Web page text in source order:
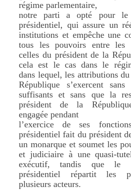
régime parlementaire,
notre parti a opté pour le
présidentiel, qui assure un
institutions et empêche une
tous les pouvoirs entre les
celles du président de la
cela est le cas dans le
dans lequel, les attributions
République s’exercent sans
suffisants et sans que la
président de la
engagée pendant
l’exercice de ses
présidentiel fait du président
un monarque et soumet les
et judiciaire à une quasi-
exécutif, tandis que le
présidentiel répartit les
plusieurs acteurs.